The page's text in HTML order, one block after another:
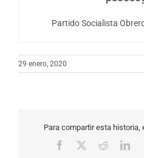
Partido Socialista
29 enero, 2020
Para compartir esta
Facebook Reddit